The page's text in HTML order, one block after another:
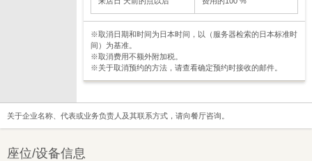
※取消日期和时间为日本时间，以（服务器检索的日本标准时
间）为基准。
※取消费用不额外附加税。
※关于取消预约的方法，请查看确定预约时接收的邮件。
关于企业名称、代表或业务负责人及其联系方式，请向餐厅咨询。
座位/设备信息